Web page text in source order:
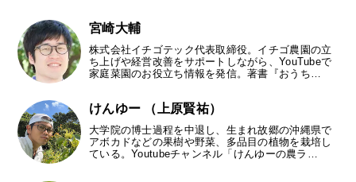
宮崎大輔
株式会社イチゴテック代表取締役。イチゴ農園の立
ち上げや経営改善をサポートしながら、YouTubeで
家庭菜園のお役立ち情報を発信。著書『おうち…
けんゆー （上原賢祐）
大学院の博士過程を中退し、生まれ故郷の沖縄県で
アボカドなどの果樹や野菜、多品目の植物を栽培し
ている。Youtubeチャンネル「けんゆーの農ラ…